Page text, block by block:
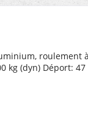
roulement
kg (dyn) Déport: